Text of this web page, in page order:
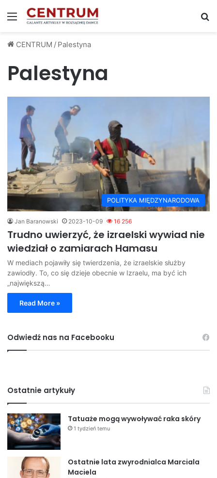
Menu
CENTRUM / Palestyna
Palestyna
POLITYKA MIĘDZYNARODOWA
Jan Baranowski 2023-10-09 16 256
Trudno uwierzyć, że izraelski wywiad nie
wiedział o zamiarach Hamasu
W mediach pojawiły się twierdzenia, że izraelskie służby
zawiodły. To, co się dzieje obecnie w Izraelu, ma być ich
„największą…
Read More »
Odwiedź nas na Facebooku
Ostatnie artykuły
Tatuaże mogą wywoływać raka skóry
1 tydzień temu
Ostatnie lata zwyrodnialca Marciala
Maciela